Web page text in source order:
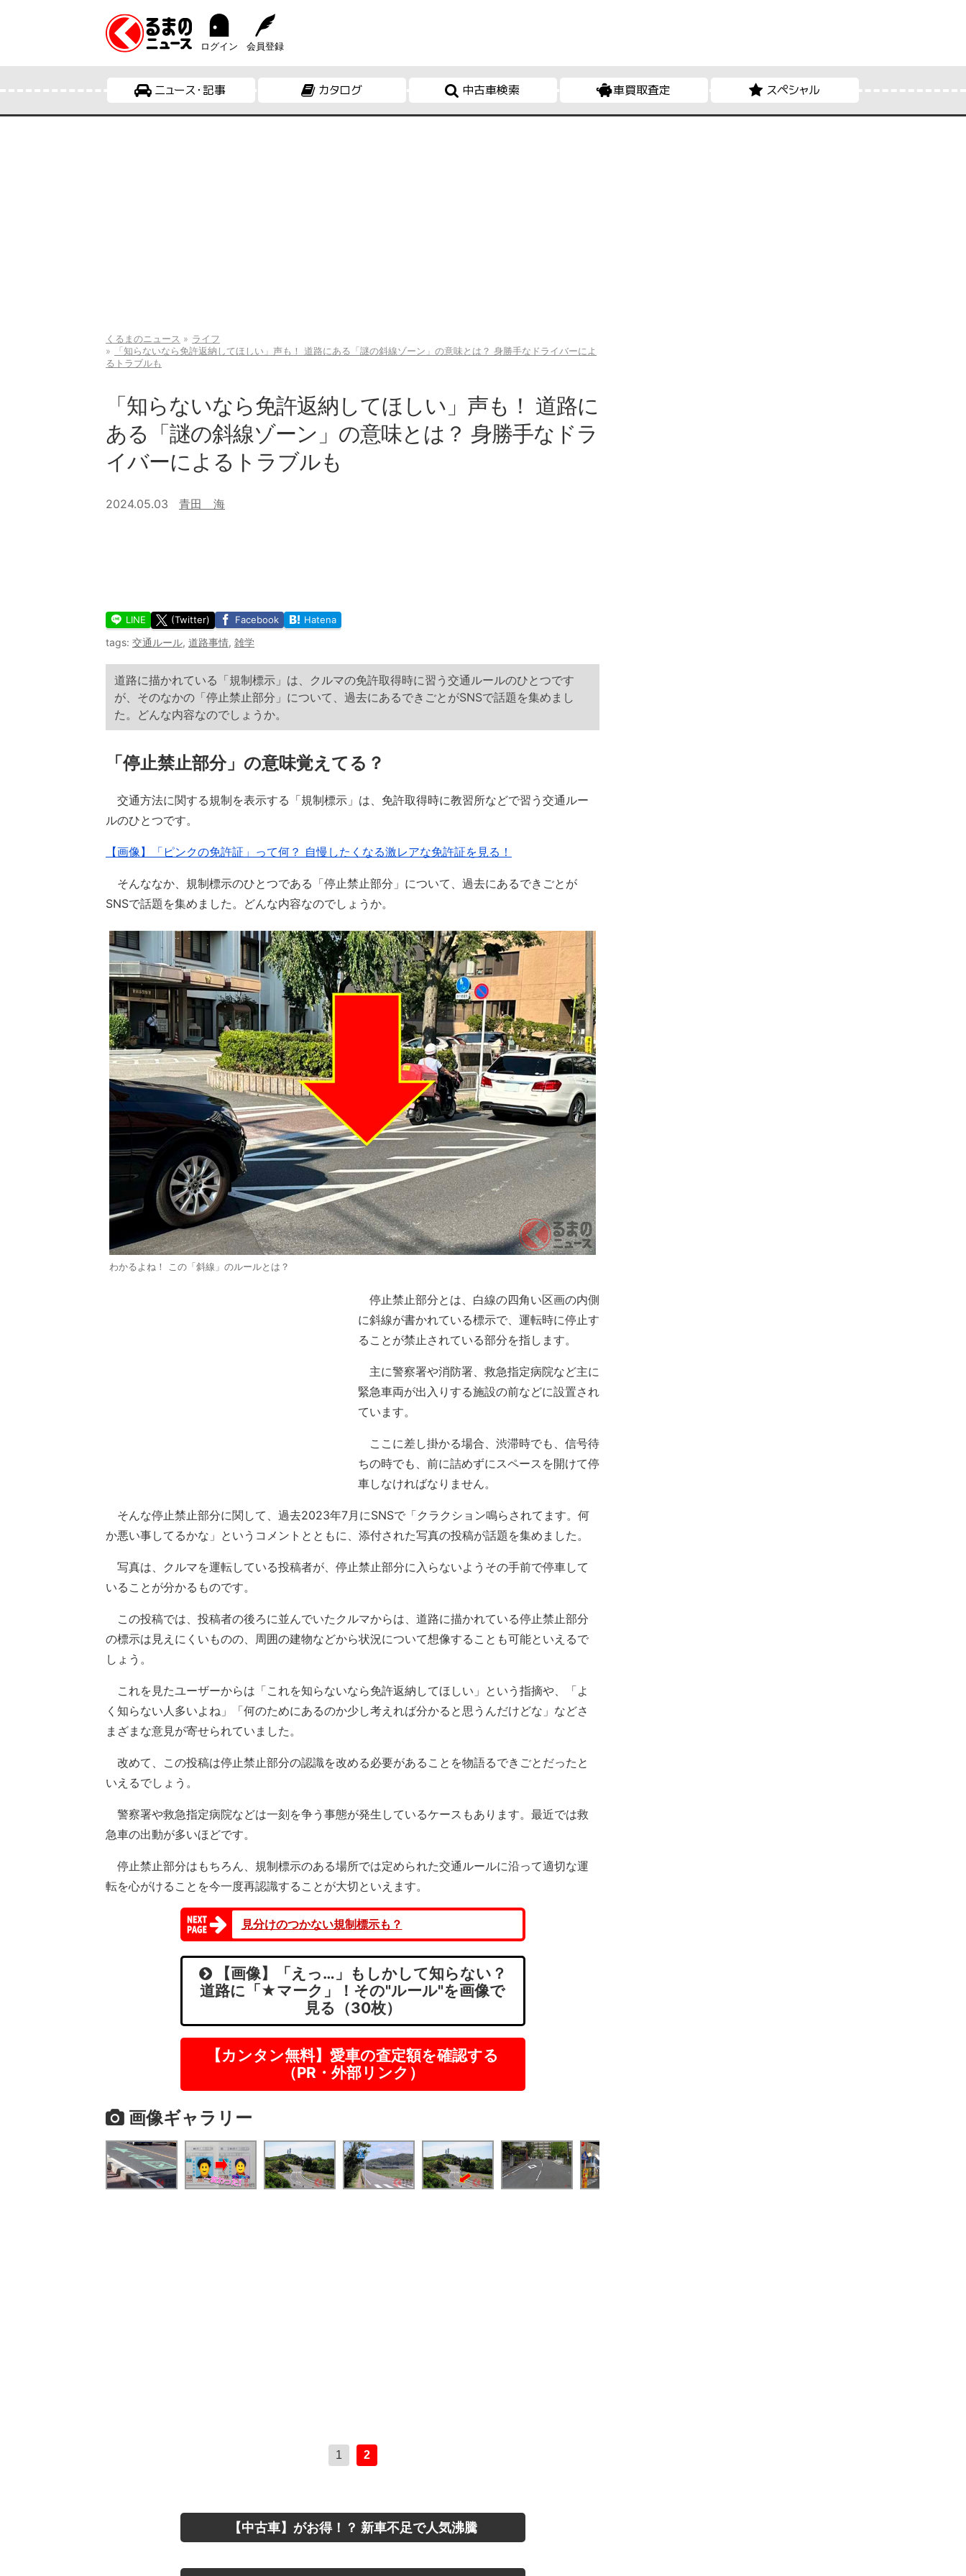
ログイン 会員登録
ニュース・記事 カタログ 中古車検索 車買取査定 スペシャル
くるまのニュース
ライフ
「知らないなら免許返納してほしい」声も！ 道路にある「謎の斜線ゾーン」の意味とは？ 身勝手なドライバーによ
るトラブルも
「知らないなら免許返納してほしい」声も！ 道路に
ある「謎の斜線ゾーン」の意味とは？ 身勝手なドラ
イバーによるトラブルも
2024.05.03 青田 海
LINE (Twitter) Facebook Hatena
tags: 交通ルール, 道路事情, 雑学
道路に描かれている「規制標示」は、クルマの免許取得時に習う交通ルールのひとつです
が、そのなかの「停止禁止部分」について、過去にあるできごとがSNSで話題を集めまし
た。どんな内容なのでしょうか。
「停止禁止部分」の意味覚えてる？
交通方法に関する規制を表示する「規制標示」は、免許取得時に教習所などで習う交通ルー
ルのひとつです。
【画像】「ピンクの免許証」って何？ 自慢したくなる激レアな免許証を見る！
そんななか、規制標示のひとつである「停止禁止部分」について、過去にあるできごとが
SNSで話題を集めました。どんな内容なのでしょうか。
わかるよね！ この「斜線」のルールとは？
停止禁止部分とは、白線の四角い区画の内側
に斜線が書かれている標示で、運転時に停止す
ることが禁止されている部分を指します。
主に警察署や消防署、救急指定病院など主に
緊急車両が出入りする施設の前などに設置され
ています。
ここに差し掛かる場合、渋滞時でも、信号待
ちの時でも、前に詰めずにスペースを開けて停
車しなければなりません。
そんな停止禁止部分に関して、過去2023年7月にSNSで「クラクション鳴らされてます。何
か悪い事してるかな」というコメントとともに、添付された写真の投稿が話題を集めました。
写真は、クルマを運転している投稿者が、停止禁止部分に入らないようその手前で停車して
いることが分かるものです。
この投稿では、投稿者の後ろに並んでいたクルマからは、道路に描かれている停止禁止部分
の標示は見えにくいものの、周囲の建物などから状況について想像することも可能といえるで
しょう。
これを見たユーザーからは「これを知らないなら免許返納してほしい」という指摘や、「よ
く知らない人多いよね」「何のためにあるのか少し考えれば分かると思うんだけどな」などさ
まざまな意見が寄せられていました。
改めて、この投稿は停止禁止部分の認識を改める必要があることを物語るできごとだったと
いえるでしょう。
警察署や救急指定病院などは一刻を争う事態が発生しているケースもあります。最近では救
急車の出動が多いほどです。
停止禁止部分はもちろん、規制標示のある場所では定められた交通ルールに沿って適切な運
転を心がけることを今一度再認識することが大切といえます。
見分けのつかない規制標示も？
【画像】「えっ…」もしかして知らない？
道路に「★マーク」！その"ルール"を画像で
見る（30枚）
【カンタン無料】愛車の査定額を確認する
（PR・外部リンク）
画像ギャラリー
1 2
【中古車】がお得！？ 新車不足で人気沸騰